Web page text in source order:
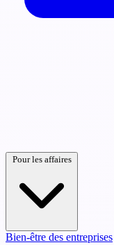
Pour les affaires
Bien-être des entreprises